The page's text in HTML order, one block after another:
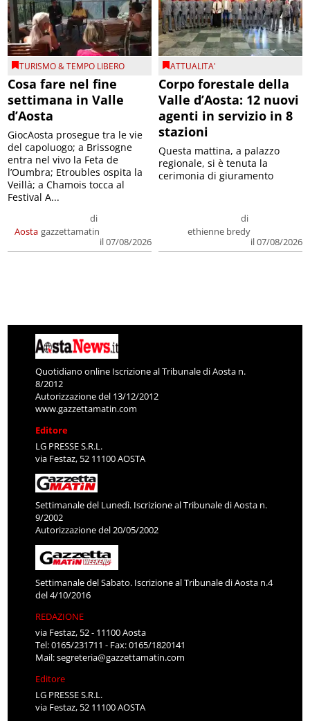
TURISMO & TEMPO LIBERO
Cosa fare nel fine
settimana in Valle
d’Aosta
Aosta
di
gazzettamatin
il 07/08/2026
GiocAosta prosegue tra le vie
del capoluogo; a Brissogne
entra nel vivo la Feta de
l’Oumbra; Etroubles ospita la
Veillà; a Chamois tocca al
Festival A...
ATTUALITA'
Corpo forestale della
Valle d’Aosta: 12 nuovi
agenti in servizio in 8
stazioni
di
ethienne bredy
il 07/08/2026
Questa mattina, a palazzo
regionale, si è tenuta la
cerimonia di giuramento
Quotidiano online Iscrizione al Tribunale di Aosta n.
8/2012
Autorizzazione del 13/12/2012
www.gazzettamatin.com
Editore
LG PRESSE S.R.L.
via Festaz, 52 11100 AOSTA
Settimanale del Lunedì. Iscrizione al Tribunale di Aosta n.
9/2002
Autorizzazione del 20/05/2002
Settimanale del Sabato. Iscrizione al Tribunale di Aosta n.4
del 4/10/2016
REDAZIONE
via Festaz, 52 - 11100 Aosta
Tel: 0165/231711 - Fax: 0165/1820141
Mail:segreteria@gazzettamatin.com
Editore
LG PRESSE S.R.L.
via Festaz, 52 11100 AOSTA